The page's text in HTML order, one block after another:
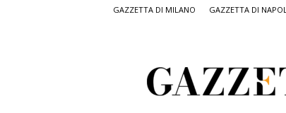
GAZZETTA DI MILANO GAZZETTA DI
Salerno,
il